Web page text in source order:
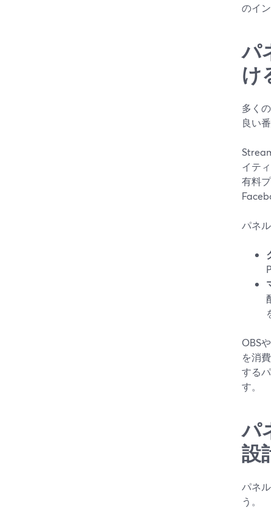
のイ
パ
け
多く
良い
イテ
有料
パネ
OBS
を消
する
す。
パ
設
パネ
う。